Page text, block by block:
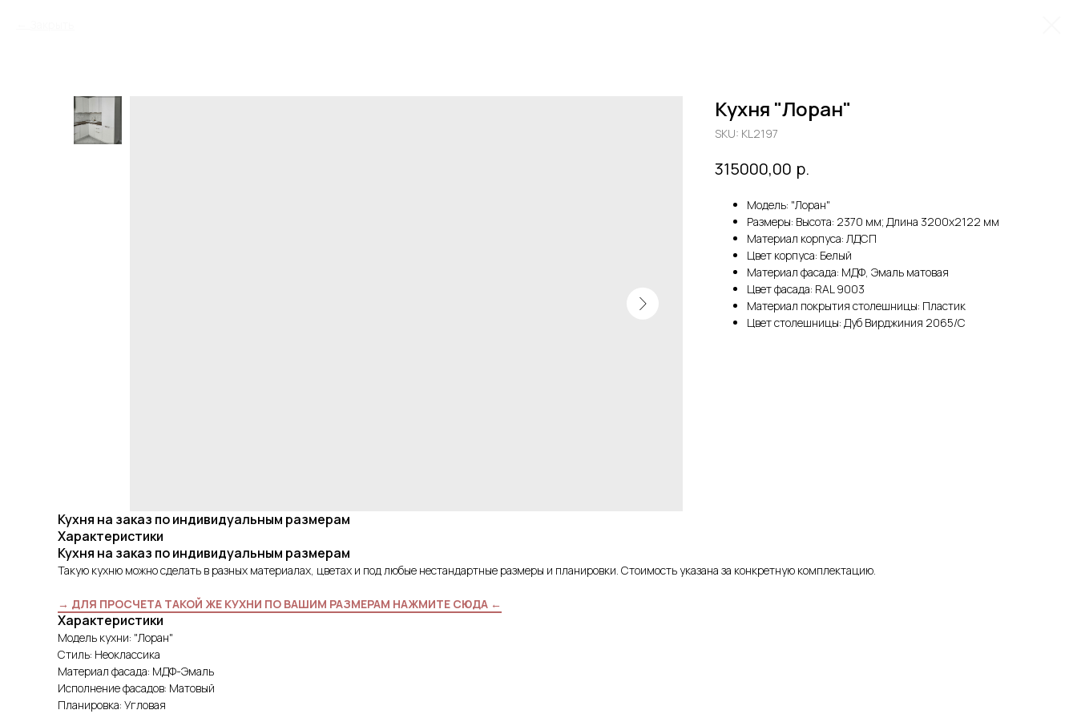
Кухня "Лоран"
SKU: KL2197
315000,00 р.
Модель: "Лоран"
Размеры: Высота: 2370 мм; Длина 3200х2122 мм
Материал корпуса: ЛДСП
Цвет корпуса: Белый
Материал фасада: МДФ, Эмаль матовая
Цвет фасада: RAL 9003
Материал покрытия столешницы: Пластик
Цвет столешницы: Дуб Вирджиния 2065/C
Кухня на заказ по индивидуальным размерам
Характеристики
Кухня на заказ по индивидуальным размерам
Такую кухню можно сделать в разных материалах, цветах и под любые нестандартные размеры и планировки. Стоимость указана за конкретную комплектацию.
→ ДЛЯ ПРОСЧЕТА ТАКОЙ ЖЕ КУХНИ ПО ВАШИМ РАЗМЕРАМ НАЖМИТЕ СЮДА ←
Характеристики
Модель кухни: "Лоран"
Стиль: Неоклассика
Материал фасада: МДФ-Эмаль
Исполнение фасадов: Матовый
Планировка: Угловая